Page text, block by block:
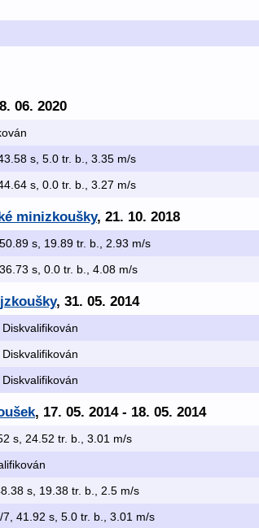
06. 2020
s, 5.0 tr. b., 3.35 m/s
s, 0.0 tr. b., 3.27 m/s
minizkoušky, 21. 10. 2018
s, 19.89 tr. b., 2.93 m/s
s, 0.0 tr. b., 4.08 m/s
, 31. 05. 2014
Diskvalifikován
Diskvalifikován
Diskvalifikován
, 17. 05. 2014 - 18. 05. 2014
s, 24.52 tr. b., 3.01 m/s
s, 19.38 tr. b., 2.5 m/s
7, 41.92 s, 5.0 tr. b., 3.01 m/s